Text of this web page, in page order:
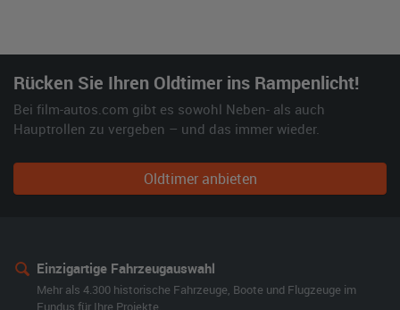
Rücken Sie Ihren Oldtimer ins Rampenlicht!
Bei film-autos.com gibt es sowohl Neben- als auch
Hauptrollen zu vergeben – und das immer wieder.
Oldtimer anbieten
Einzigartige Fahrzeugauswahl
Mehr als 4.300 historische Fahrzeuge, Boote und Flugzeuge im
Fundus für Ihre Projekte.